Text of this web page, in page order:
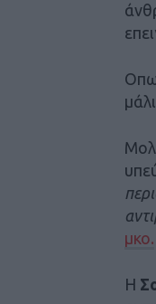
μκο.
Η